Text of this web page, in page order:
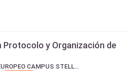
Protocolo y Organización de
INSTITUTO EUROPEO CAMPUS STELLAE